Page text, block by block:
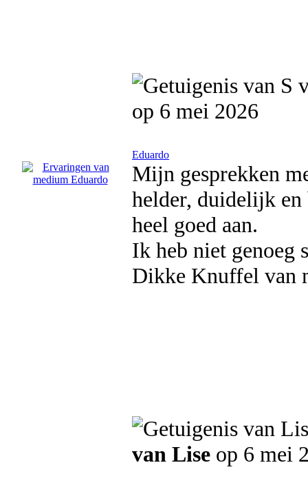
op 6 mei 2026
Eduardo
Mijn gesprekken
helder, duidelijk en
heel goed aan.
Ik heb niet genoeg
Dikke Knuffel van
van Lise op 6 mei